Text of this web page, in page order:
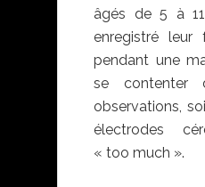
âgés de 5 à
enregistré leur
pendant une
se contenter
observations,
électrodes
« too much ».